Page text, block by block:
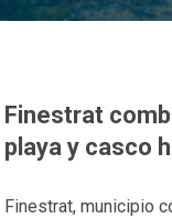
Finestrat
playa y casco
Finestrat, municipio